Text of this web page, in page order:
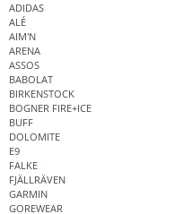
ADIDAS
ALÉ
AIM'N
ARENA
ASSOS
BABOLAT
BIRKENSTOCK
BOGNER FIRE+ICE
BUFF
DOLOMITE
E9
FALKE
FJÄLLRÄVEN
GARMIN
GOREWEAR